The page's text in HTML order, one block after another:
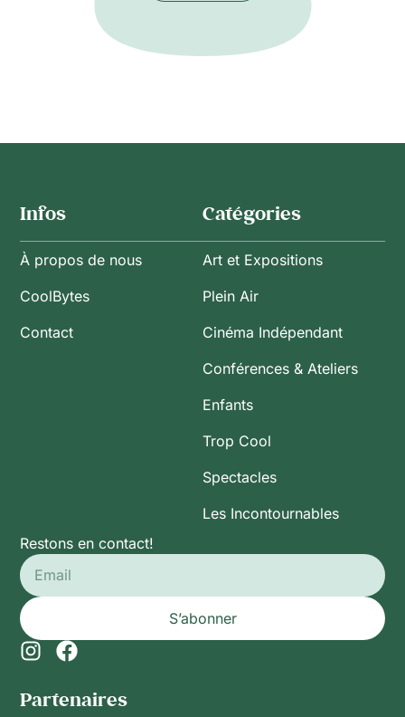
Infos
À propos de nous
CoolBytes
Contact
Catégories
Art et Expositions
Plein Air
Cinéma Indépendant
Conférences & Ateliers
Enfants
Trop Cool
Spectacles
Les Incontournables
Restons en contact!
S’abonner
Partenaires​